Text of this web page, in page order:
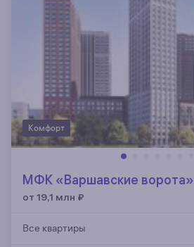
Комфорт
МФК «Варшавские ворота»
от 19,1 млн ₽
Все квартиры